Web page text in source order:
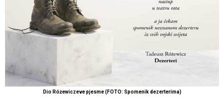
Dio Różewiczeve pjesme (FOTO: Spomenik dezerterima)